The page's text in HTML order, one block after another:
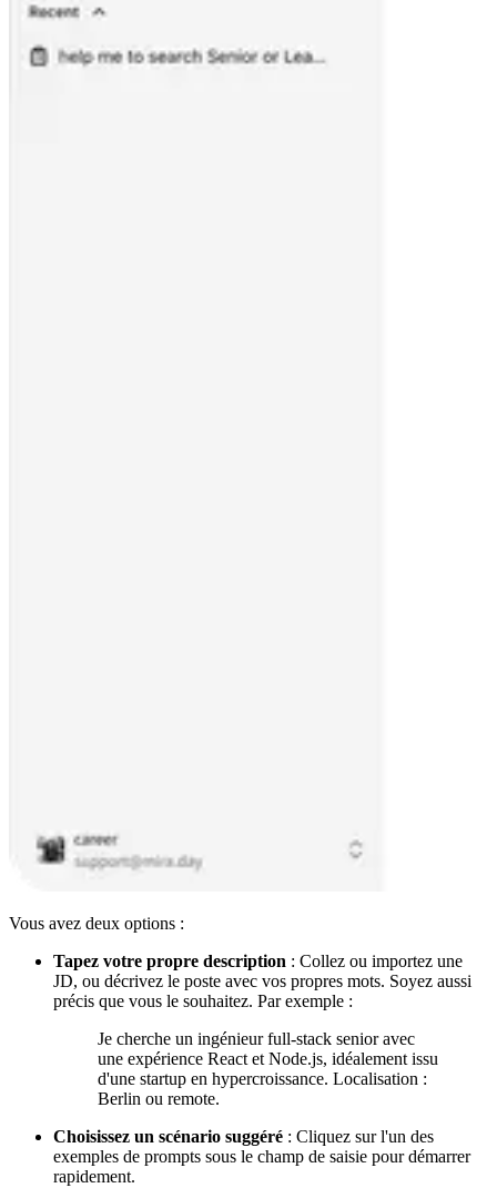
Vous avez deux options :
Tapez votre propre description : Collez ou importez une
JD, ou décrivez le poste avec vos propres mots. Soyez aussi
précis que vous le souhaitez. Par exemple :
Je cherche un ingénieur full-stack senior avec
une expérience React et Node.js, idéalement issu
d'une startup en hypercroissance. Localisation :
Berlin ou remote.
Choisissez un scénario suggéré : Cliquez sur l'un des
exemples de prompts sous le champ de saisie pour démarrer
rapidement.